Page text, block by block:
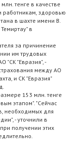
тенге в качестве
работникам, здоровью
в шахте имени В.
в
за причинение
им трудовых
"СК "Евразия", -
между АО
и СК "Евразия"
153 млн. тенге
этапом". "Сейчас
необходимых для
- уточнили в
получении этих